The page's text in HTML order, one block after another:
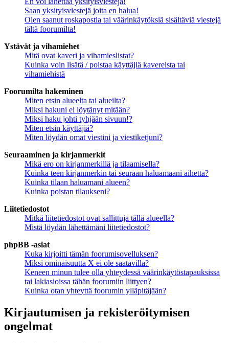
Saan yksityisviestejä joita en halua!
Olen saanut roskapostia tai väärinkäytöksiä sisältäviä viestejä
tältä foorumilta!
Ystävät ja vihamiehet
Mitä ovat kaveri ja vihamieslistat?
Kuinka voin lisätä / poistaa käyttäjiä kavereista tai
vihamiehistä
Foorumilta hakeminen
Miten etsin alueelta tai alueilta?
Miksi hakuni ei löytänyt mitään?
Miksi haku johti tyhjään sivuun!?
Miten etsin käyttäjiä?
Miten löydän omat viestini ja viestiketjuni?
Seuraaminen ja kirjanmerkit
Mikä ero on kirjanmerkillä ja tilaamisella?
Kuinka teen kirjanmerkin tai seuraan haluamaani aihetta?
Kuinka tilaan haluamani alueen?
Kuinka poistan tilaukseni?
Liitetiedostot
Mitkä liitetiedostot ovat sallittuja tällä alueella?
Mistä löydän lähettämäni liitetiedostot?
phpBB -asiat
Kuka kirjoitti tämän foorumisovelluksen?
Miksi ominaisuutta X ei ole saatavilla?
Keneen minun tulee olla yhteydessä väärinkäytöstapauksissa
tai lakiasioissa tähän foorumiin liittyen?
Kuinka otan yhteyttä foorumin ylläpitäjään?
Kirjautumisen ja rekisteröitymisen
ongelmat